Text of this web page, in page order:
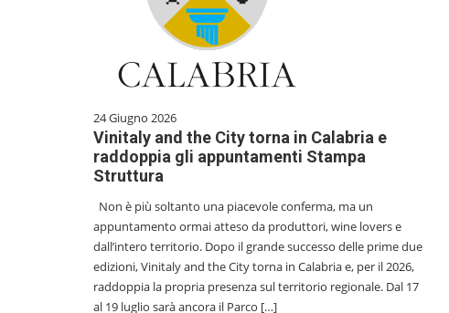
24 Giugno 2026
Vinitaly and the City torna in Calabria e
raddoppia gli appuntamenti Stampa
Struttura
Non è più soltanto una piacevole conferma, ma un
appuntamento ormai atteso da produttori, wine lovers e
dall’intero territorio. Dopo il grande successo delle prime due
edizioni, Vinitaly and the City torna in Calabria e, per il 2026,
raddoppia la propria presenza sul territorio regionale. Dal 17
al 19 luglio sarà ancora il Parco […]